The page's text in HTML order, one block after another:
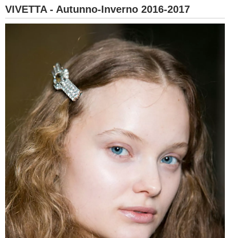
VIVETTA - Autunno-Inverno 2016-2017